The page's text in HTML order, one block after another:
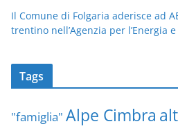
Il Comune di Folgaria aderisce ad
trentino nell’Agenzia per l’Energia
Tags
"famiglia" Alpe Cimbra